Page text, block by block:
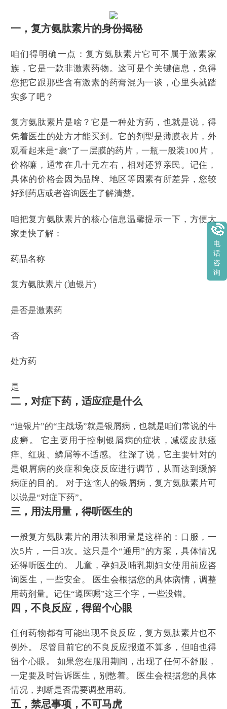
一，复方氨肽素片的身份揭秘
咱们得明确一点：复方氨肽素片它可不属于激素家
族，它是一款非激素药物。这可是个关键信息，免得
您把它跟那些含有激素的药膏混为一谈，心里头就踏
实多了吧？
复方氨肽素片是啥？它是一种处方药，也就是说，得
凭着医生的处方才能买到。它的剂型是薄膜衣片，外
观看起来是“裹”了一层膜的药片，一瓶一般装100片，
价格嘛，通常在几十元左右，相对还算亲民。记住，
具体的价格会因为品牌、地区等因素有所差异，您较
好到药店或者咨询医生了解清楚。
咱把复方氨肽素片的核心信息温馨提示一下，方便大
家更快了解：
药品名称
复方氨肽素片 (迪银片)
是否是激素药
否
处方药
是
二，对症下药，适应症是什么
“迪银片”的“主战场”就是银屑病，也就是咱们常说的牛
皮癣。 它主要用于控制银屑病的症状，减缓皮肤瘙
痒、红斑、鳞屑等不适感。 往深了说，它主要针对的
是银屑病的炎症和免疫反应进行调节，从而达到缓解
病症的目的。 对于这恼人的银屑病，复方氨肽素片可
以说是“对症下药”。
三，用法用量，得听医生的
一般复方氨肽素片的用法和用量是这样的：口服，一
次5片，一日3次。这只是个“通用”的方案，具体情况
还得听医生的。 儿童，孕妇及哺乳期妇女使用前应咨
询医生，一些安全。 医生会根据您的具体病情，调整
用药剂量。记住“遵医嘱”这三个字，一些没错。
四，不良反应，得留个心眼
任何药物都有可能出现不良反应，复方氨肽素片也不
例外。 尽管目前它的不良反应报道不算多，但咱也得
留个心眼。 如果您在服用期间，出现了任何不舒服，
一定要及时告诉医生，别憋着。 医生会根据您的具体
情况，判断是否需要调整用药。
五，禁忌事项，不可马虎
电
话
咨
询